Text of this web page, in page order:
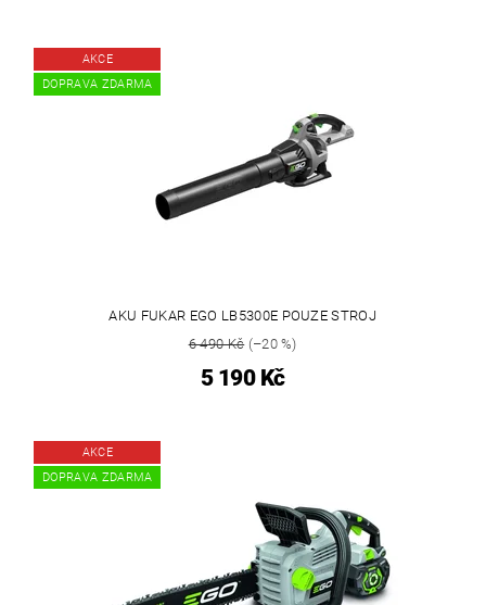
AKCE
DOPRAVA ZDARMA
AKU FUKAR EGO LB5300E POUZE STROJ
6 490 Kč(–20 %)
5 190 Kč
AKCE
DOPRAVA ZDARMA